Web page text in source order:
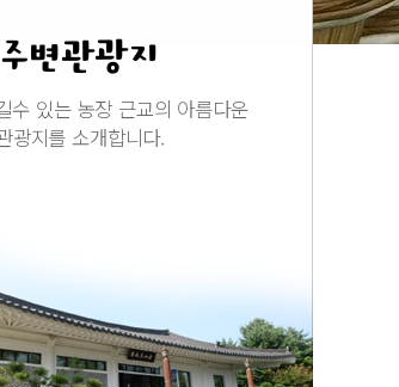
주변관광지
수 있는 농장 근교의 아름다운
광지를 소개합니다.